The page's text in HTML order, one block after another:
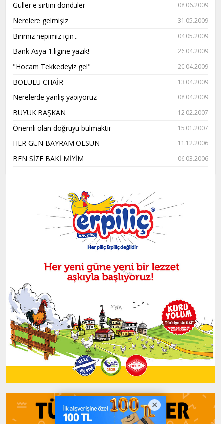
Güller'e sırtını döndüler 08.06.2009
Nerelere gelmişiz 31.05.2009
Birimiz hepimiz için... 04.05.2009
Bank Asya 1.ligine yazık! 26.04.2009
"Hocam Tekkedeyiz gel" 20.04.2009
BOLULU CHAİR 13.04.2009
Nerelerde yanlış yapıyoruz 08.04.2009
BÜYÜK BAŞKAN 12.02.2007
Önemli olan doğruyu bulmaktır 15.01.2007
HER GÜN BAYRAM OLSUN 11.12.2006
BEN SİZE BAKİ MİYİM 06.03.2006